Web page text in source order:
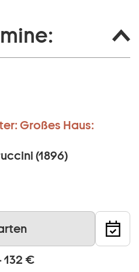
Großes Haus:
(1896)
132 €